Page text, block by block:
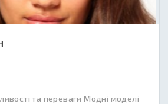
та переваги Модні моделі